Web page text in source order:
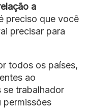
a
preciso que você
precisar para
todos os países,
ao
se trabalhador
permissões